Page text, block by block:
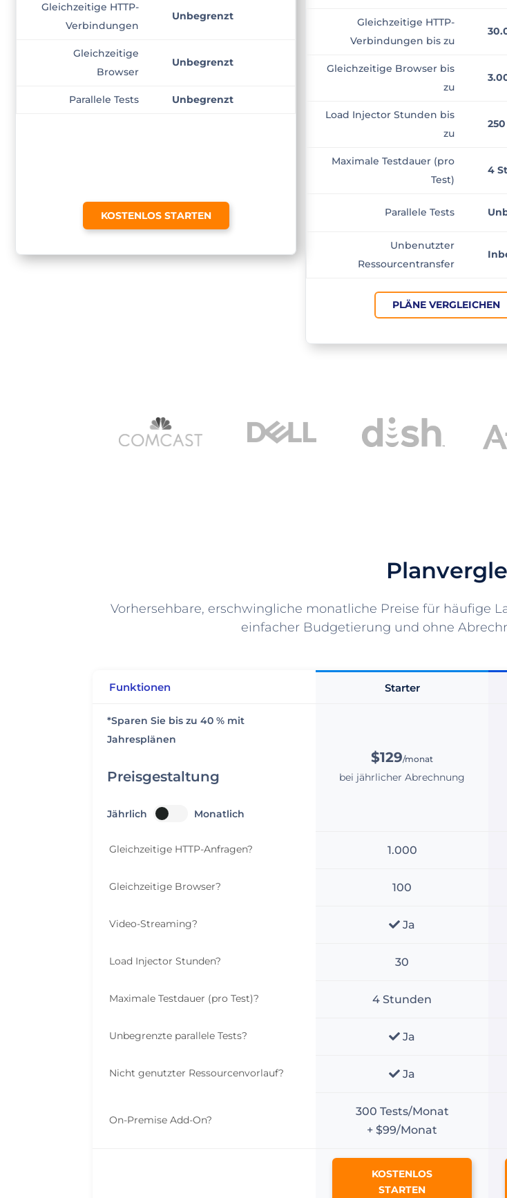
Gleichzeitige HTTP-
Verbindungen
Unbegrenzt
Gleichzeitige
Browser
Unbegrenzt
Parallele Tests Unbegrenzt
KOSTENLOS STARTEN
Gleichzeitige HTTP-
Verbindungen bis zu
Gleichzeitige Browser bis
zu
Load Injector Stunden bis
zu
250
Maximale Testdauer (pro
Test)
4
Parallele Tests
Unbenutzter
Ressourcentransfer
PLÄNE VERGLEICHEN
Vorhersehbare, erschwingliche monatliche Preise für häufige
einfacher Budgetierung und ohne
Funktionen Starter
*Sparen Sie bis zu 40 % mit
Jahresplänen
Preisgestaltung
Jährlich Monatlich
$129/monat
bei jährlicher Abrechnung
Gleichzeitige HTTP-Anfragen? 1.000
Gleichzeitige Browser? 100
Video-Streaming? Ja
Load Injector Stunden? 30
Maximale Testdauer (pro Test)? 4 Stunden
Unbegrenzte parallele Tests? Ja
Nicht genutzter Ressourcenvorlauf? Ja
On-Premise Add-On?
300 Tests/Monat
+ $99/Monat
KOSTENLOS
STARTEN